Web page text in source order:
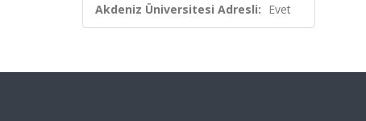
Akdeniz Üniversitesi Adresli: Evet